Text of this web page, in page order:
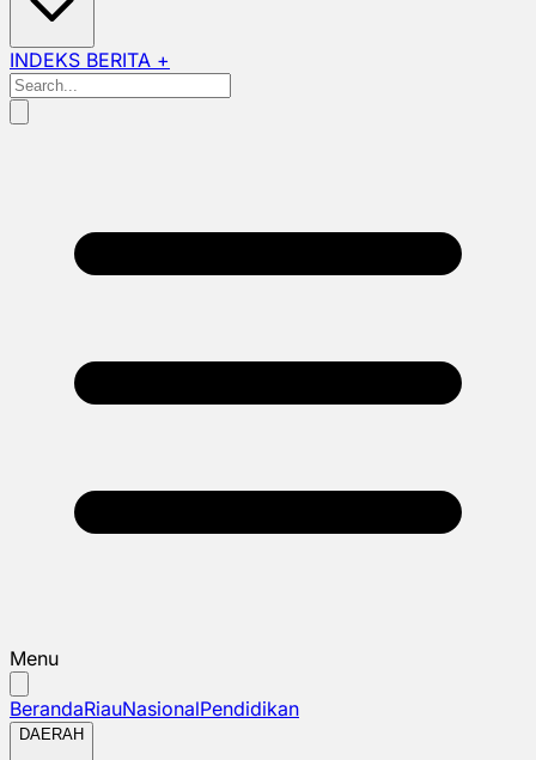
INDEKS BERITA +
Menu
BerandaRiauNasionalPendidikan
DAERAH